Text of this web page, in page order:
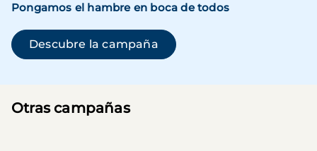
Pongamos el hambre en boca de todos
Descubre la campaña(se abre en una ventana
Otras campañas